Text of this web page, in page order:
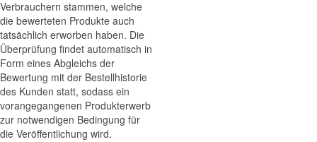
Verbrauchern stammen, welche
die bewerteten Produkte auch
tatsächlich erworben haben. Die
Überprüfung findet automatisch in
Form eines Abgleichs der
Bewertung mit der Bestellhistorie
des Kunden statt, sodass ein
vorangegangenen Produkterwerb
zur notwendigen Bedingung für
die Veröffentlichung wird.